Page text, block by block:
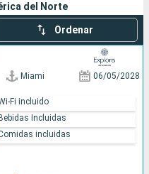
Buscar
del Norte
Ordenar
Miami 06/05/2028
Fi incluido
Bebidas Incluidas
incluidas